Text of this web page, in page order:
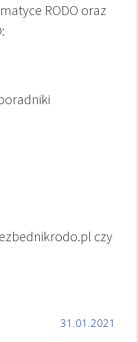
RODO oraz
czy
31.01.2021